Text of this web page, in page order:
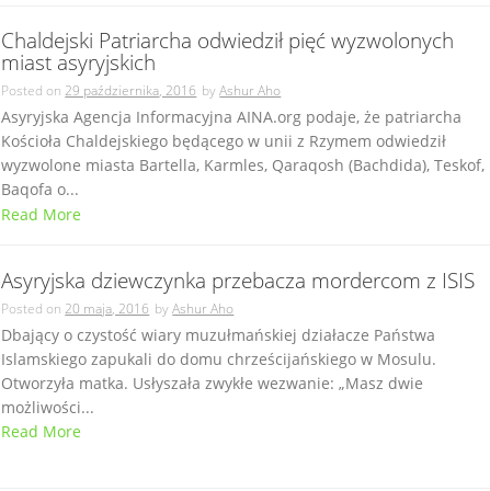
Chaldejski Patriarcha odwiedził pięć wyzwolonych
miast asyryjskich
Posted on29 października, 2016 byAshur Aho
Asyryjska Agencja Informacyjna AINA.org podaje, że patriarcha
Kościoła Chaldejskiego będącego w unii z Rzymem odwiedził
wyzwolone miasta Bartella, Karmles, Qaraqosh (Bachdida), Teskof,
Baqofa o...
Read More
Asyryjska dziewczynka przebacza mordercom z ISIS
Posted on20 maja, 2016 byAshur Aho
Dbający o czystość wiary muzułmańskiej działacze Państwa
Islamskiego zapukali do domu chrześcijańskiego w Mosulu.
Otworzyła matka. Usłyszała zwykłe wezwanie: „Masz dwie
możliwości...
Read More